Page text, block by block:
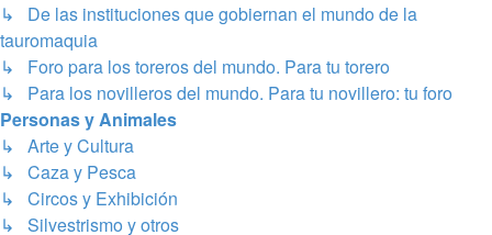
↳ De las instituciones que gobiernan el mundo de la
tauromaquia
↳ Foro para los toreros del mundo. Para tu torero
↳ Para los novilleros del mundo. Para tu novillero: tu foro
Personas y Animales
↳ Arte y Cultura
↳ Caza y Pesca
↳ Circos y Exhibición
↳ Silvestrismo y otros